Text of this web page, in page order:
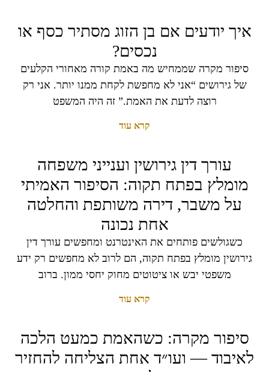
איך יודעים אם בן הזוג מסתיר כסף או
נכסים?
סיפור מקרה שממחיש מה באמת קורה מאחורי הקלעים
של גירושים “אני לא מחפשת לקחת ממנו יותר. אני רק
רוצה לדעת את האמת.” זה היה המשפט
קרא עוד
עורך דין גירושין וענייני משפחה
מומלץ בפתח תקוה: הסיפור האמיתי
על משבר, דירה משותפת והחלטה
אחת נכונה
כשגולשים פותחים את האינטרנט ומחפשים עורך דין
גירושין מומלץ בפתח תקוה, הם לרוב לא מחפשים רק ידע
משפטי יבש או ציטוטים מחוק יחסי ממון. ברוב
קרא עוד
סיפור מקרה: כשהאמת כמעט הלכה
לאיבוד — ועו״ד אחת הצליחה להחזיר